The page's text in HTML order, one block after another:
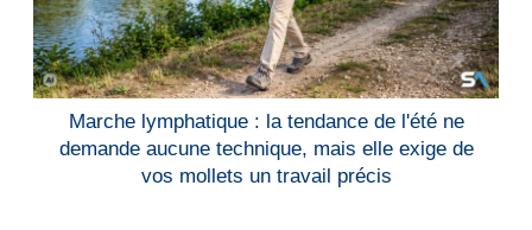
Marche lymphatique : la tendance de l'été ne
demande aucune technique, mais elle exige de
vos mollets un travail précis